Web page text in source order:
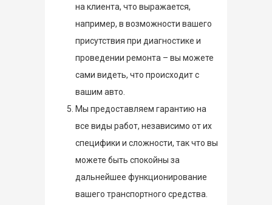
на клиента, что выражается,
например, в возможности вашего
присутствия при диагностике и
проведении ремонта – вы можете
сами видеть, что происходит с
вашим авто.
Мы предоставляем гарантию на
все виды работ, независимо от их
специфики и сложности, так что вы
можете быть спокойны за
дальнейшее функционирование
вашего транспортного средства.